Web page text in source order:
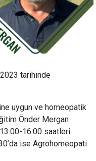
tarihinde
uygun ve homeopatik
Önder Mergan
16.00 saatleri
ise Agrohomeopati